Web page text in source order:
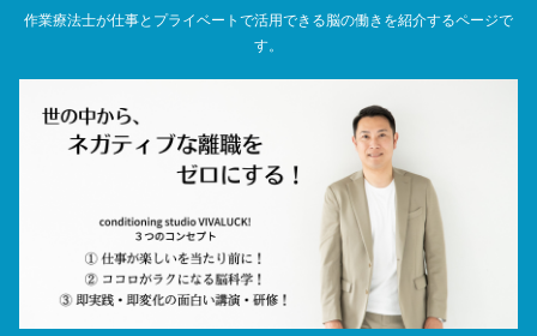
作業療法士が仕事とプライベートで活用できる脳の働きを紹介するページで
す。